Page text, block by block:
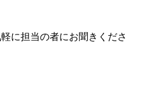
に担当の者にお聞きくださ